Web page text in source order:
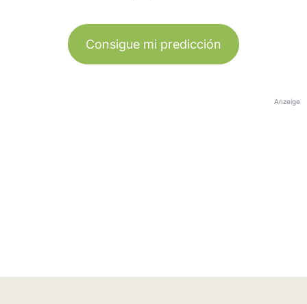
Consigue mi predicción
Anzeige